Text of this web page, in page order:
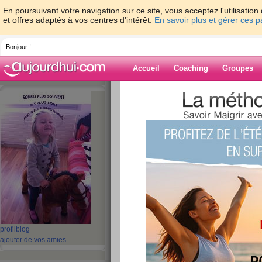
En poursuivant votre navigation sur ce site, vous acceptez
et offres adaptés à vos centres d'intérêt. En savoir plus et gérer ces
Bonjour !
Accueil Coaching Groupes
profil blog
ajouter de vos amies
>
Blog de hadjub
21 - 30 31 - 40 41 - 50 51 -
‹ Préc. 41 42 43 44 45
Vendredi H-1
publié le 24/04/2009 à 17:03